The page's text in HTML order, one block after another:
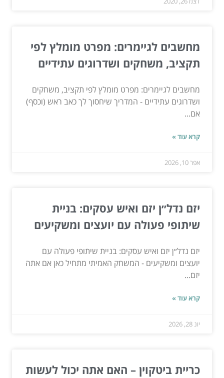
מחשבים לגיימרים: מפרט מומלץ לפי
תקציב, משחקים ושדרוגים עתידיים
מחשבים לגיימרים: מפרט מומלץ לפי תקציב, משחקים
ושדרוגים עתידיים - המדריך שיחסוך לך כאב ראש (וכסף)
אם...
קרא עוד »
אפר 10, 2026
יזם נדל״ן יזם ואיש עסקים: בניית
שיתופי פעולה עם יועצים ומשקיעים
יזם נדל״ן יזם ואיש עסקים: בניית שיתופי פעולה עם
יועצים ומשקיעים - המשחק האמיתי מתחיל כאן אם אתה
יזם...
קרא עוד »
יונ 28, 2026
כריית ביטקוין – האם אתה יכול לעשות